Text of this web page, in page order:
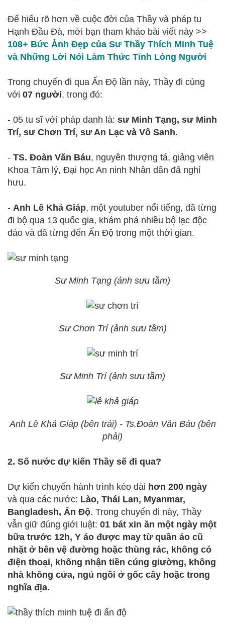
Để hiểu rõ hơn về cuộc đời của Thầy và pháp tu
Hạnh Đầu Đà, mời bạn tham khảo bài viết này >>
108+ Bức Ảnh Đẹp của Sư Thầy Thích Minh Tuệ
và Những Lời Nói Làm Thức Tỉnh Lòng Người
Trong chuyến đi qua Ấn Độ lần này, Thầy đi cùng
với 07 người, trong đó:
- 05 tu sĩ với pháp danh là: sư Minh Tạng, sư Minh
Trí, sư Chơn Trí, sư An Lạc và Vô Sanh.
- TS. Đoàn Văn Báu, nguyên thượng tá, giảng viên
Khoa Tâm lý, Đại học An ninh Nhân dân đã nghỉ
hưu.
- Anh Lê Khả Giáp, một youtuber nổi tiếng, đã từng
đi bộ qua 13 quốc gia, khám phá nhiều bộ lạc độc
đáo và đã từng đến Ấn Độ trong một thời gian.
Sư Minh Tạng (ảnh sưu tầm)
Sư Chơn Trí (ảnh sưu tầm)
Sư Minh Trí (ảnh sưu tầm)
Anh Lê Khả Giáp (bên trái) - Ts.Đoàn Văn Báu (bên
phải)
2. Số nước dự kiến Thầy sẽ đi qua?
Dự kiến chuyến hành trình kéo dài hơn 200 ngày
và qua các nước: Lào, Thái Lan, Myanmar,
Bangladesh, Ấn Độ. Trong chuyến đi này, Thầy
vẫn giữ đúng giới luật: 01 bát xin ăn một ngày một
bữa trước 12h, Y áo được may từ quần áo cũ
nhặt ở bên vệ đường hoặc thùng rác, không có
điện thoại, không nhận tiền cúng giường, không
nhà không cửa, ngủ ngồi ở gốc cây hoặc trong
nghĩa địa.